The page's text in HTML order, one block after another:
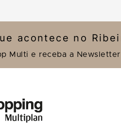
acontece no
Multi e receba a